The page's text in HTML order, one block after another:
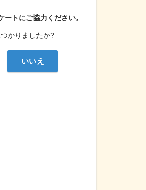
ートにご協力ください。
かりましたか?
いいえ